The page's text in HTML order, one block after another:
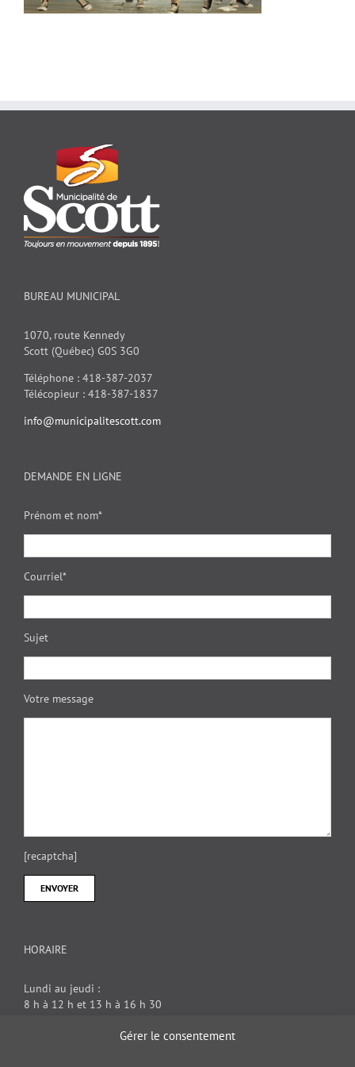
Gérer le consentement
BUREAU MUNICIPAL
1070, route Kennedy
Scott (Québec) G0S 3G0
Téléphone : 418-387-2037
Télécopieur : 418-387-1837
info@municipalitescott.com
DEMANDE EN LIGNE
Prénom et nom*
Courriel*
Sujet
Votre message
[recaptcha]
HORAIRE
Lundi au jeudi :
8 h à 12 h et 13 h à 16 h 30